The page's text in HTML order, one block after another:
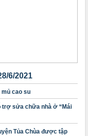
chính, tài sản công
động
6/2021
mủ cao su
trợ sửa chữa nhà ở “Mái
Tủa Chùa được tập